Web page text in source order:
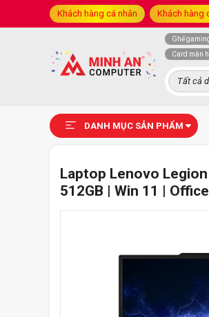
Khách hàng cá nhân Khách hàng
Ghế
Card màn
Tất cả
DANH MỤC SẢN PHẨM
Laptop Lenovo Legion
512GB | Win 11 |